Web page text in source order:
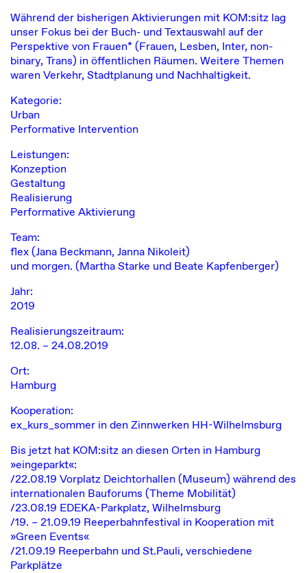
Während der bisherigen Aktivierungen mit KOM:sitz lag
unser Fokus bei der Buch- und Textauswahl auf der
Perspektive von Frauen* (Frauen, Lesben, Inter, non-
binary, Trans) in öffentlichen Räumen. Weitere Themen
waren Verkehr, Stadtplanung und Nachhaltigkeit.
Kategorie:
Urban
Performative Intervention
Leistungen:
Konzeption
Gestaltung
Realisierung
Performative Aktivierung
Team:
flex (Jana Beckmann, Janna Nikoleit)
und morgen. (Martha Starke und Beate Kapfenberger)
Jahr:
2019
Realisierungszeitraum:
12.08. – 24.08.2019
Ort:
Hamburg
Kooperation:
ex_kurs_sommer in den Zinnwerken HH-Wilhelmsburg
Bis jetzt hat KOM:sitz an diesen Orten in Hamburg
»eingeparkt«:
/22.08.19 Vorplatz Deichtorhallen (Museum) während des
internationalen Bauforums (Theme Mobilität)
/23.08.19 EDEKA-Parkplatz, Wilhelmsburg
/19. – 21.09.19 Reeperbahnfestival in Kooperation mit
»Green Events«
/21.09.19 Reeperbahn und St.Pauli, verschiedene
Parkplätze